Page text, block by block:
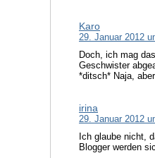
Karo
29. Januar 2012
Doch, ich mag
Geschwister
*ditsch* Naja,
irina
29. Januar 2012
Ich glaube nicht,
Blogger werden